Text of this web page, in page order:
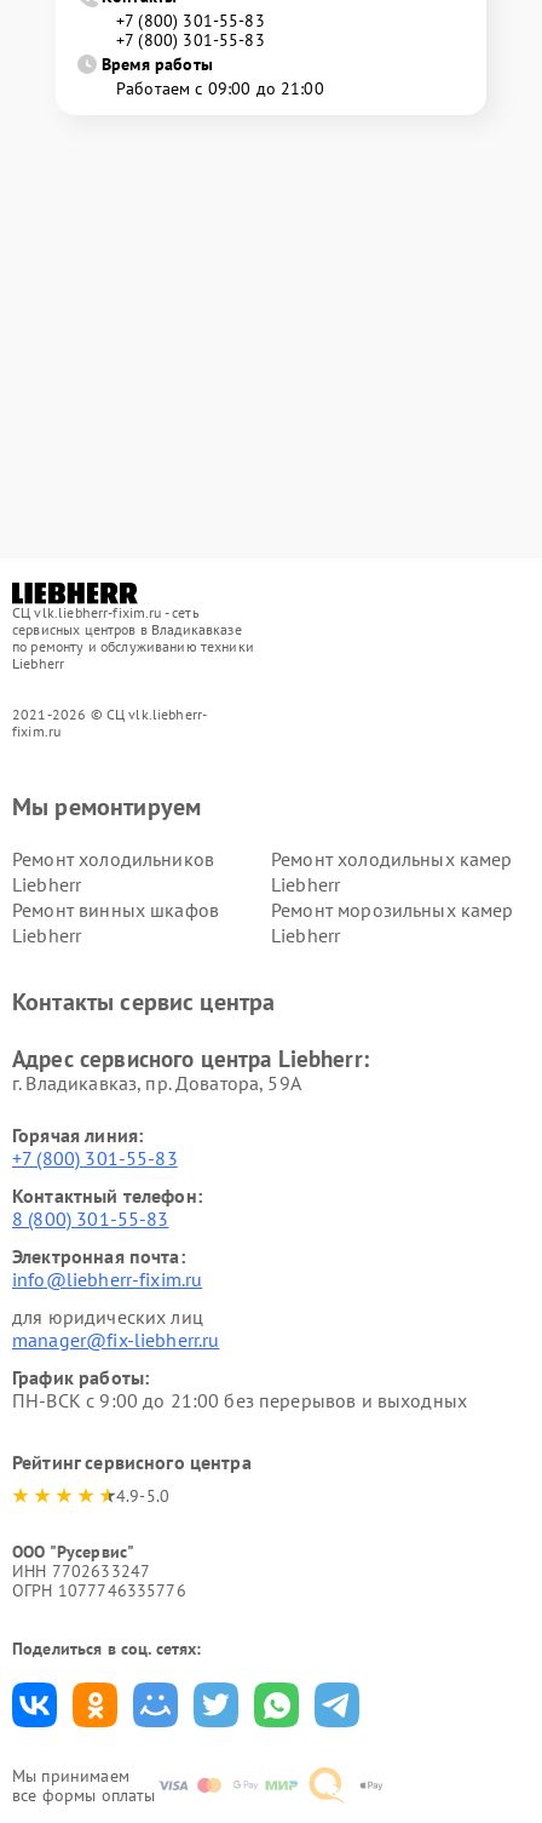
+7 (800) 301-55-83
+7 (800) 301-55-83
Время работы
Работаем с 09:00 до 21:00
СЦ vlk.liebherr-fixim.ru - сеть
сервисных центров в Владикавказе
по ремонту и обслуживанию техники
Liebherr
2021-2026 © СЦ vlk.liebherr-
fixim.ru
Мы принимаем
все формы оплаты
Мы ремонтируем
Ремонт холодильников
Liebherr
Ремонт холодильных камер
Liebherr
Ремонт винных шкафов
Liebherr
Ремонт морозильных камер
Liebherr
Контакты сервис центра
Адрес сервисного центра Liebherr:
г. Владикавказ, пр. Доватора, 59А
Горячая линия:
+7 (800) 301-55-83
Контактный телефон:
8 (800) 301-55-83
Электронная почта:
info@liebherr-fixim.ru
для юридических лиц
manager@fix-liebherr.ru
График работы:
ПН-ВСК с 9:00 до 21:00 без перерывов и выходных
Рейтинг сервисного центра
4.9-5.0
ООО "Русервис"
ИНН 7702633247
ОГРН 1077746335776
Поделиться в соц. сетях: